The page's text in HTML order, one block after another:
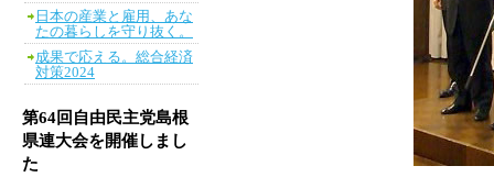
日本の産業と雇用、あな
たの暮らしを守り抜く。
成果で応える。総合経済
対策2024
第64回自由民主党島根
県連大会を開催しまし
た